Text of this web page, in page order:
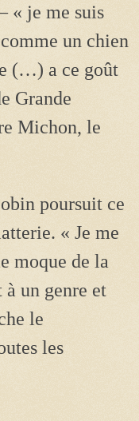
« je me suis
un chien
(…) a ce goût
Grande
Michon, le
poursuit ce
« Je me
moque de la
un genre et
le
les